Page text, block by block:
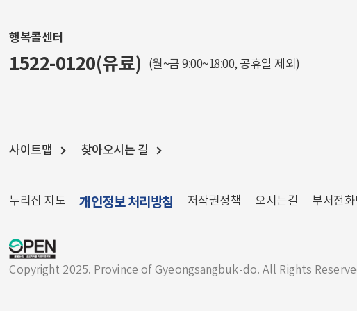
행복콜센터
1522-0120(유료) (월~금 9:00~18:00, 공휴일 제외)
사이트맵 찾아오시는 길
누리집 지도 개인정보 처리방침 저작권정책 오시는길 부서전
Copyright 2025. Province of Gyeongsangbuk-do. All Rights